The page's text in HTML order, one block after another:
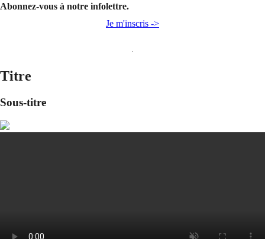
Abonnez-vous à notre infolettre.
Je m'inscris ->
Titre
Sous-titre